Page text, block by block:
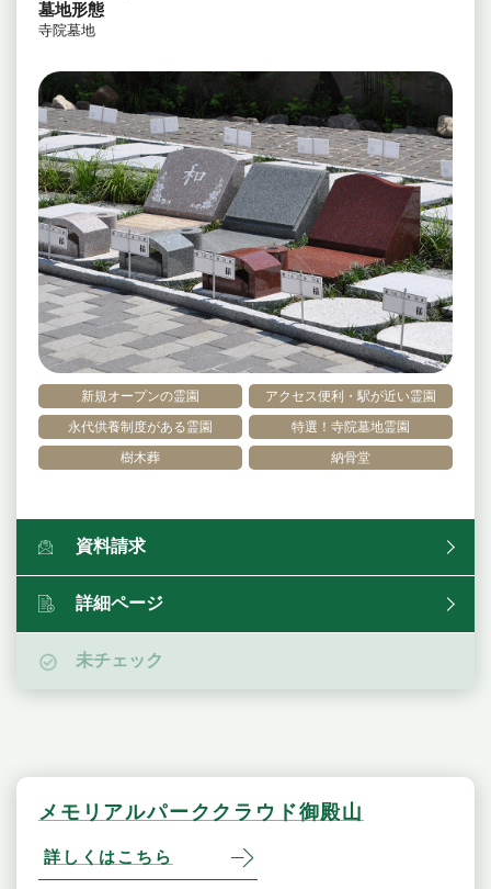
新規オープンの霊園
アクセス便利・駅が近い霊園
永代供養制度がある霊園
特選！寺院墓地霊園
樹木葬
納骨堂
墓地形態
寺院墓地
資料請求
詳細ページ
未チェック
メモリアルパーククラウド御殿山
詳しくはこちら